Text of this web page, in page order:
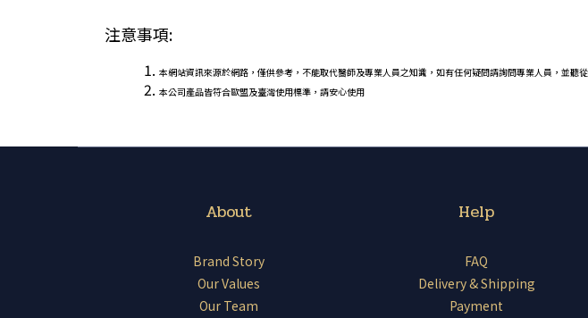
注意事項:
本網站資訊來源於網路，僅供參考，不能取代醫師及專業人員之知識，如有任何疑問請詢問專業人員，並聽
本公司產品皆符合歐盟及臺灣使用標準，請安心使用
About
Brand Story
Our Values
Our Team
Help
FAQ
Delivery & Shipping
Payment